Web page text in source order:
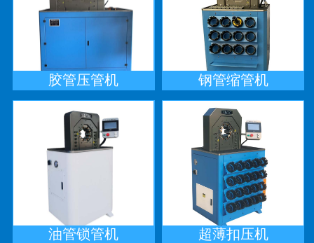
胶管压管机 钢管缩管机
油管锁管机 超薄扣压机